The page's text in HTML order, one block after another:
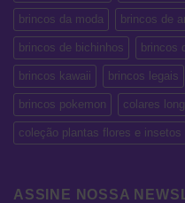
brincos da moda brincos de
brincos de bichinhos brincos
brincos kawaii brincos legais
brincos pokemon colares
coleção plantas flores e insetos
ASSINE NOSSA